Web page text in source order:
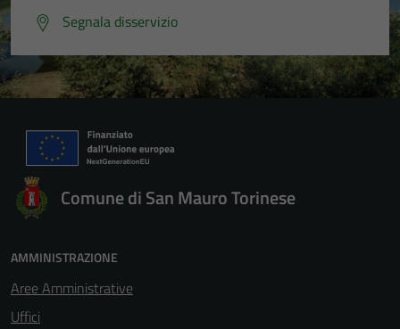
Segnala disservizio
Comune di San Mauro Torinese
AMMINISTRAZIONE
Aree Amministrative
Uffici